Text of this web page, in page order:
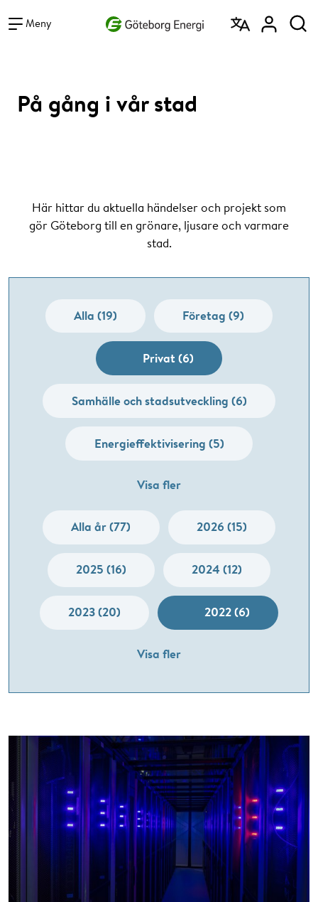
Meny
På gång i vår stad
Här hittar du aktuella händelser och projekt som
gör Göteborg till en grönare, ljusare och varmare
stad.
Alla (19) Företag (9)
Privat (6)
Samhälle och stadsutveckling (6)
Energieffektivisering (5)
Visa fler
Alla år (77) 2026 (15)
2025 (16) 2024 (12)
2023 (20) 2022 (6)
Visa fler